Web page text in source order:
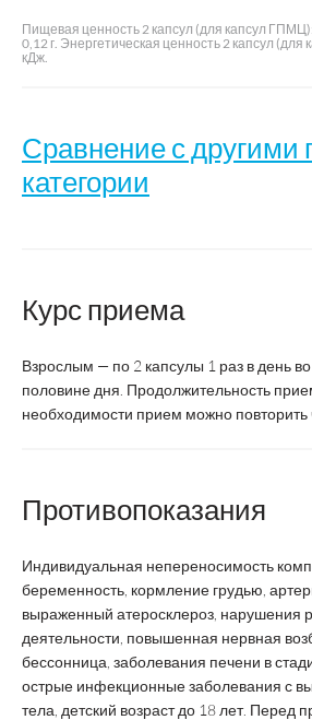
Пищевая ценность 2 капсул (для капсул
0,12 г. Энергетическая ценность 2 капсул
кДж.
Сравнение с другими
категории
Производитель
Форма выпуска
Состав:
Витамин С
Андрографолиды, не менее
Элеутерозиды, не менее
Курс приема
Взрослым — по 2 капсулы 1 раз в день
половине дня. Продолжительность
необходимости прием можно повторить
Противопоказания
Индивидуальная непереносимость
беременность, кормление грудью,
выраженный атеросклероз, нарушения
деятельности, повышенная нервная
бессонница, заболевания печени в
острые инфекционные заболевания с
тела, детский возраст до 18 лет. Перед